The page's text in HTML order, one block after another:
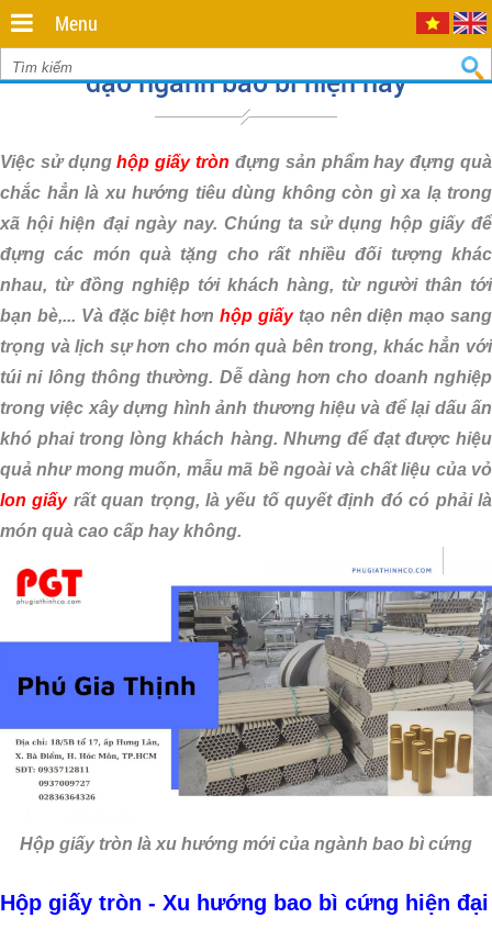
Menu
Lon giấy, hộp giấy tròn - xu hướng chủ
đạo ngành bao bì hiện nay
Việc sử dụnghộp giấy tròn đựng sản phẩm hay đựng quà
chắc hẳn là xu hướng tiêu dùng không còn gì xa lạ trong
xã hội hiện đại ngày nay. Chúng ta sử dụng hộp giấy để
đựng các món quà tặng cho rất nhiều đối tượng khác
nhau, từ đồng nghiệp tới khách hàng, từ người thân tới
bạn bè,... Và đặc biệt hơn hộp giấytạo nên diện mạo sang
trọng và lịch sự hơn cho món quà bên trong, khác hẳn với
túi ni lông thông thường. Dễ dàng hơn cho doanh nghiệp
trong việc xây dựng hình ảnh thương hiệu và để lại dấu ấn
khó phai trong lòng khách hàng. Nhưng để đạt được hiệu
quả như mong muốn, mẫu mã bề ngoài và chất liệu của vỏ
lon giấyrất quan trọng, là yếu tố quyết định đó có phải là
món quà cao cấp hay không.
Hộp giấy tròn là xu hướng mới của ngành bao bì cứng
Hộp giấy tròn - Xu hướng bao bì cứng hiện đại
70000
VN.
0935
712